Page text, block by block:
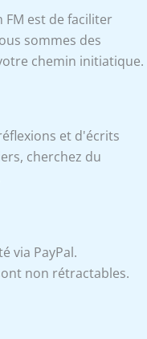
est de faciliter
sommes des
chemin initiatique.
et d'écrits
cherchez du
via PayPal.
non rétractables.